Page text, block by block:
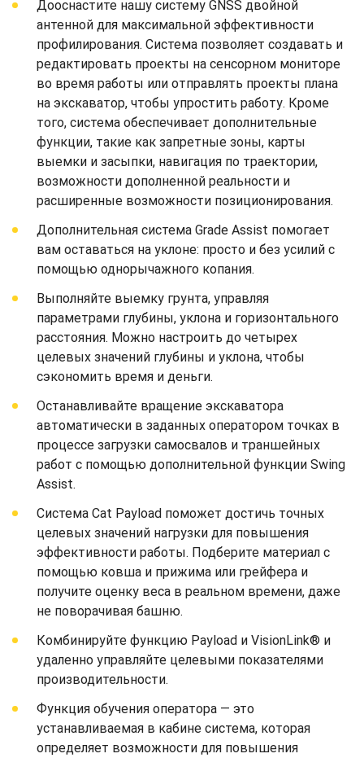
Дооснастите нашу систему GNSS двойной
антенной для максимальной эффективности
профилирования. Система позволяет создавать и
редактировать проекты на сенсорном мониторе
во время работы или отправлять проекты плана
на экскаватор, чтобы упростить работу. Кроме
того, система обеспечивает дополнительные
функции, такие как запретные зоны, карты
выемки и засыпки, навигация по траектории,
возможности дополненной реальности и
расширенные возможности позиционирования.
Дополнительная система Grade Assist помогает
вам оставаться на уклоне: просто и без усилий с
помощью однорычажного копания.
Выполняйте выемку грунта, управляя
параметрами глубины, уклона и горизонтального
расстояния. Можно настроить до четырех
целевых значений глубины и уклона, чтобы
сэкономить время и деньги.
Останавливайте вращение экскаватора
автоматически в заданных оператором точках в
процессе загрузки самосвалов и траншейных
работ с помощью дополнительной функции Swing
Assist.
Система Cat Payload поможет достичь точных
целевых значений нагрузки для повышения
эффективности работы. Подберите материал с
помощью ковша и прижима или грейфера и
получите оценку веса в реальном времени, даже
не поворачивая башню.
Комбинируйте функцию Payload и VisionLink® и
удаленно управляйте целевыми показателями
производительности.
Функция обучения оператора — это
устанавливаемая в кабине система, которая
определяет возможности для повышения